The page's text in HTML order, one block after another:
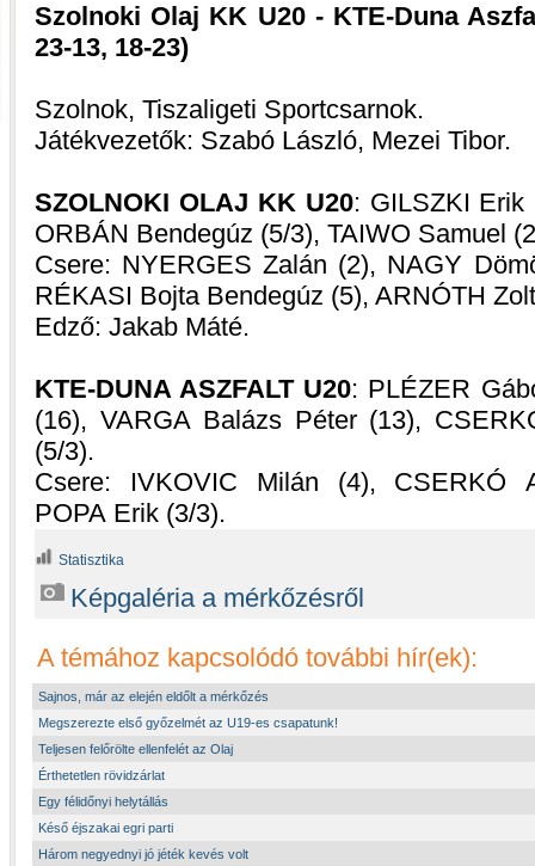
Szolnoki Olaj KK U20 - KTE-Duna
23-13, 18-23)
Szolnok, Tiszaligeti Sportcsarnok.
Játékvezetők: Szabó László, Mezei Tibor.
SZOLNOKI OLAJ KK U20: GILSZKI Erik
ORBÁN Bendegúz (5/3), TAIWO Samuel
Csere: NYERGES Zalán (2), NAGY
RÉKASI Bojta Bendegúz (5), ARNÓTH
Edző: Jakab Máté.
KTE-DUNA ASZFALT U20: PLÉZER
(16), VARGA Balázs Péter (13),
(5/3).
Csere: IVKOVIC Milán (4), CSERKÓ
POPA Erik (3/3).
Statisztika
Képgaléria a mérkőzésről
A témához kapcsolódó további hír(ek):
Sajnos, már az elején eldőlt a mérkőzés
Megszerezte első győzelmét az U19-es csapatunk!
Teljesen felőrölte ellenfelét az Olaj
Érthetetlen rövidzárlat
Egy félidőnyi helytállás
Késő éjszakai egri parti
Három negyednyi jó jéték kevés volt